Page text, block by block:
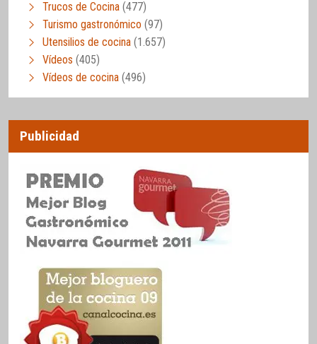
Trucos de Cocina (477)
Turismo gastronómico (97)
Utensilios de cocina (1.657)
Vídeos (405)
Vídeos de cocina (496)
Publicidad